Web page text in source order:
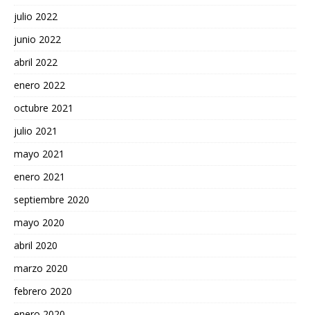
julio 2022
junio 2022
abril 2022
enero 2022
octubre 2021
julio 2021
mayo 2021
enero 2021
septiembre 2020
mayo 2020
abril 2020
marzo 2020
febrero 2020